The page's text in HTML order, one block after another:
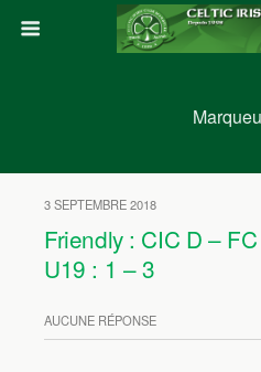
3 SEPTEMBRE 2018
Friendly : CIC D –
U19 : 1 – 3
AUCUNE RÉPONSE